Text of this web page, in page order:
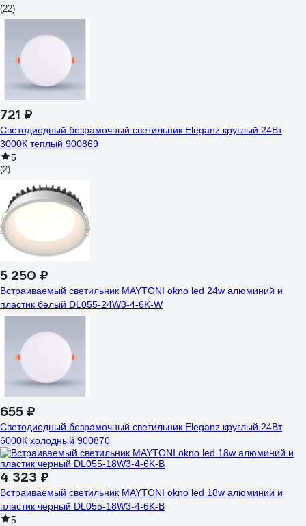
(22)
721 ₽
Светодиодный безрамочный светильник Eleganz круглый 24Вт
3000К теплый 900869
5
(2)
5 250 ₽
Встраиваемый светильник MAYTONI okno led 24w алюминий и
пластик белый DL055-24W3-4-6K-W
655 ₽
Светодиодный безрамочный светильник Eleganz круглый 24Вт
6000К холодный 900870
4 323 ₽
Встраиваемый светильник MAYTONI okno led 18w алюминий и
пластик черный DL055-18W3-4-6K-B
5